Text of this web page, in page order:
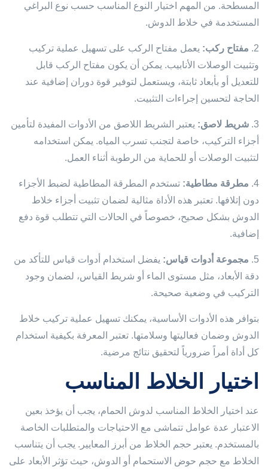
المسطحة. من المهم اختيار النوع المناسب حسب نوع البراغي
المستخدمة في خلاط الدوش.
2. مفتاح ركب: يعمل مفتاح الركب على تسهيل عملية تركيب
وتثبيت الوصلات الأنابيب. يمكن أن يكون مفتاح الركب قابل
للتعديل أو بأبعاد ثابتة، ويستعمل لتوفير قوة دوران إضافية عند
الحاجة لتحسين إجراءات التثبيت.
3. شريط لاصق: يعتبر الشريط اللاصق من الأدوات المفيدة لتأمين
أجزاء التركيب، خاصة لتجنب تسرب المياه. يمكن استخدامه
لتثبيت الوصلات أو للحماية من الرطوبة أثناء العمل.
4. مطرقة مطاطية: تستخدم المطرقة المطاطية لضبط الأجزاء
دون إتلافها. تعتبر هذه الأداة مثالية لضمان تثبيت أجزاء خلاط
الدوش بشكل صحيح، خصوصاً في الحالات التي تتطلب قوة دفع
إضافية.
5. مجموعة أدوات قياس: يفضل استخدام أدوات قياس للتأكد من
دقة الأبعاد، مثل مستوى الماء أو شريط القياس، لضمان وجود
التركيب في وضعية صحيحة.
بتوافر هذه الأدوات الأساسية، يمكنك تسهيل عملية تركيب خلاط
الدوش وضمان فعاليتها وسلامتها. تعتبر المعرفة بكيفية استخدام
كل أداة أمراً ضرورياً لتحقيق نتائج مرضية.
اختيار الخلاط المناسب
عند اختيار الخلاط المناسب لدوش الحمام، يجب أن يؤخذ بعين
الاعتبار عدة عوامل تتماشى مع الاحتياجات والمتطلبات الخاصة
بالمستخدم. يعتبر حجم الخلاط من أبرز المعايير. يجب أن يتناسب
الخلاط مع حجم حوض الاستحمام أو الدوش، حيث تؤثر الأبعاد على